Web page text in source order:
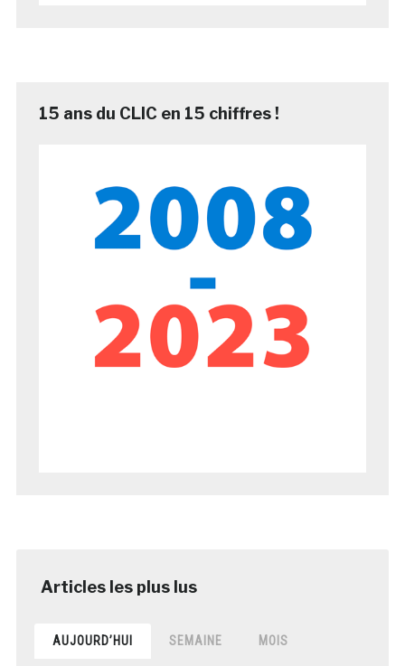
15 ans du CLIC en 15 chiffres !
AUJOURD’HUI SEMAINE MOIS